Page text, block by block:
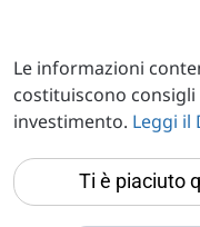
Le informazioni
costituiscono
investimento. Leggi il
Ti è piaciuto